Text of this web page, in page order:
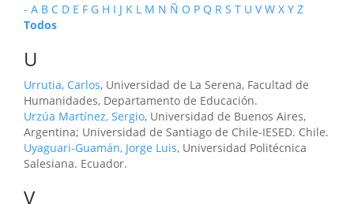
- A B C D E F G H I J K L M N Ñ O P Q R S T U V W X Y Z
Todos
U
Urrutia, Carlos, Universidad de La Serena, Facultad de
Humanidades, Departamento de Educación.
Urzúa Martínez, Sergio, Universidad de Buenos Aires,
Argentina; Universidad de Santiago de Chile-IESED. Chile.
Uyaguari-Guamán, Jorge Luis, Universidad Politécnica
Salesiana. Ecuador.
V